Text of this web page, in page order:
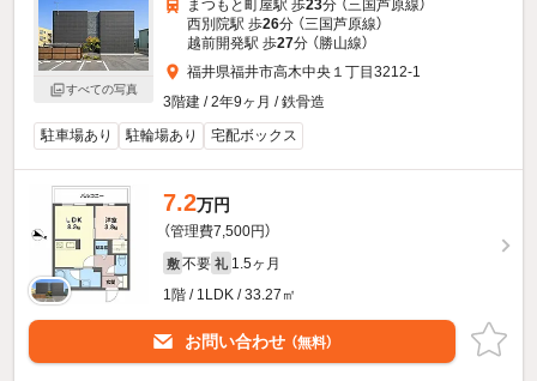
すべての写真
まつもと町屋駅 歩23分 （三国芦原線）
西別院駅 歩26分 （三国芦原線）
越前開発駅 歩27分 （勝山線）
福井県福井市高木中央１丁目3212-1
3階建 / 2年9ヶ月 / 鉄骨造
駐車場あり
駐輪場あり 宅配ボックス
7.2万円
（管理費7,500円）
敷 不要 礼 1.5ヶ月
1階 / 1LDK / 33.27㎡
お問い合わせ （無料）